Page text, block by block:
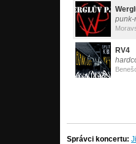
punk-
RV4
Správci koncertu: